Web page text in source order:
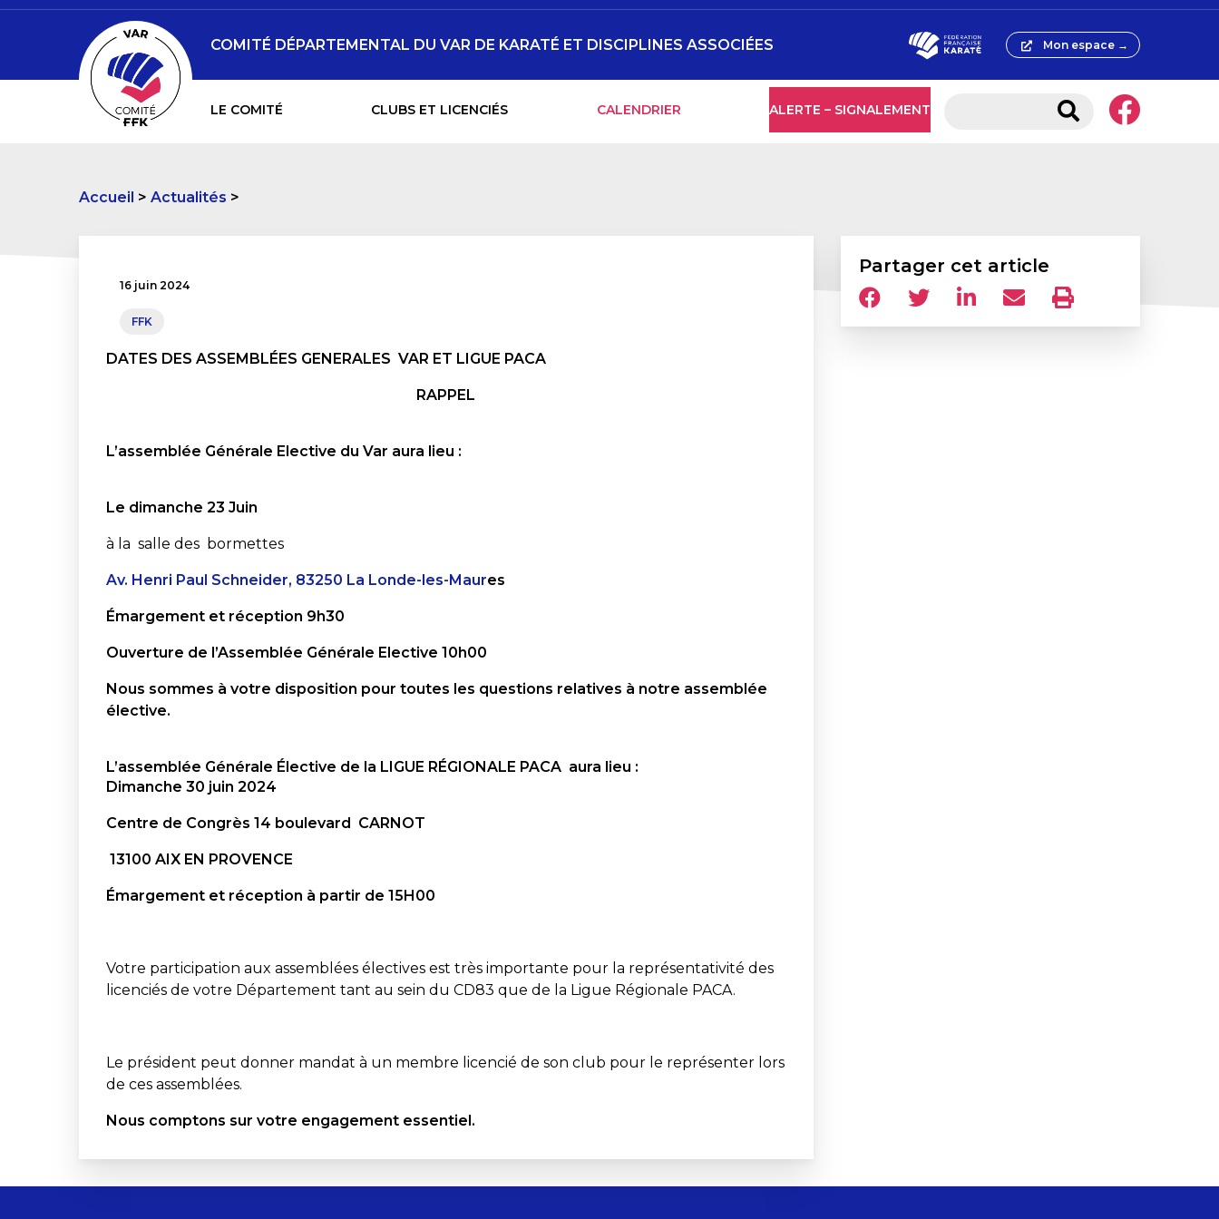
LE COMITÉ CLUBS ET LICENCIÉS CALENDRIER ALERTE – SIGNALEMENT
COMITÉ DÉPARTEMENTAL DU VAR DE KARATÉ ET DISCIPLINES ASSOCIÉES Mon espace →
Accueil Actualités
16 juin 2024
FFK
DATES DES ASSEMBLÉES GENERALES VAR ET LIGUE PACA
RAPPEL
L’assemblée Générale Elective du Var aura lieu :
Le dimanche 23 Juin
à la salle des bormettes
Av. Henri Paul Schneider, 83250 La Londe-les-Maures
Émargement et réception 9h30
Ouverture de l’Assemblée Générale Elective 10h00
Nous sommes à votre disposition pour toutes les questions relatives à notre assemblée
élective.
L’assemblée Générale Élective de la LIGUE RÉGIONALE PACA aura lieu :
Dimanche 30 juin 2024
Centre de Congrès 14 boulevard CARNOT
13100 AIX EN PROVENCE
Émargement et réception à partir de 15H00
Votre participation aux assemblées électives est très importante pour la représentativité des
licenciés de votre Département tant au sein du CD83 que de la Ligue Régionale PACA.
Le président peut donner mandat à un membre licencié de son club pour le représenter lors
de ces assemblées.
Nous comptons sur votre engagement essentiel.
Partager cet article